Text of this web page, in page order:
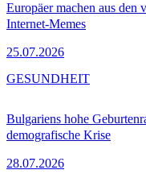
Europäer machen aus den
Internet-Memes
25.07.2026
Bulgariens hohe
demografische Krise
28.07.2026
GESUNDHEIT